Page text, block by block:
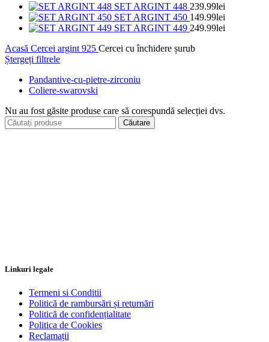
SET ARGINT 448 239.99lei
SET ARGINT 450 149.99lei
SET ARGINT 449 249.99lei
Acasă Cercei argint 925 Cercei cu închidere șurub
Ștergeți filtrele
Pandantive-cu-pietre-zirconiu
Coliere-swarovski
Nu au fost găsite produse care să corespundă selecției dvs.
Căutare
Linkuri legale
Termeni si Conditii
Politică de rambursări și returnări
Politică de confidențialitate
Politica de Cookies
Reclamații